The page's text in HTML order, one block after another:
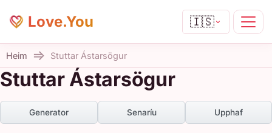
Love.You 🇮🇸
Heim Stuttar Ástarsögur
Stuttar Ástarsögur
Generator Senaríu Upphaf